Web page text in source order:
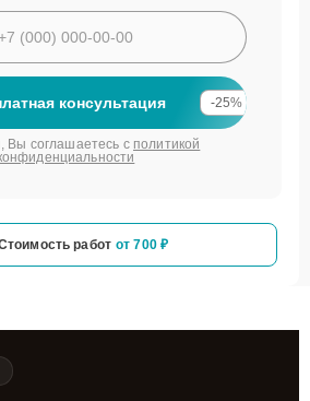
консультация -25%
Вы соглашаетесь с политикой
работ от 700 ₽